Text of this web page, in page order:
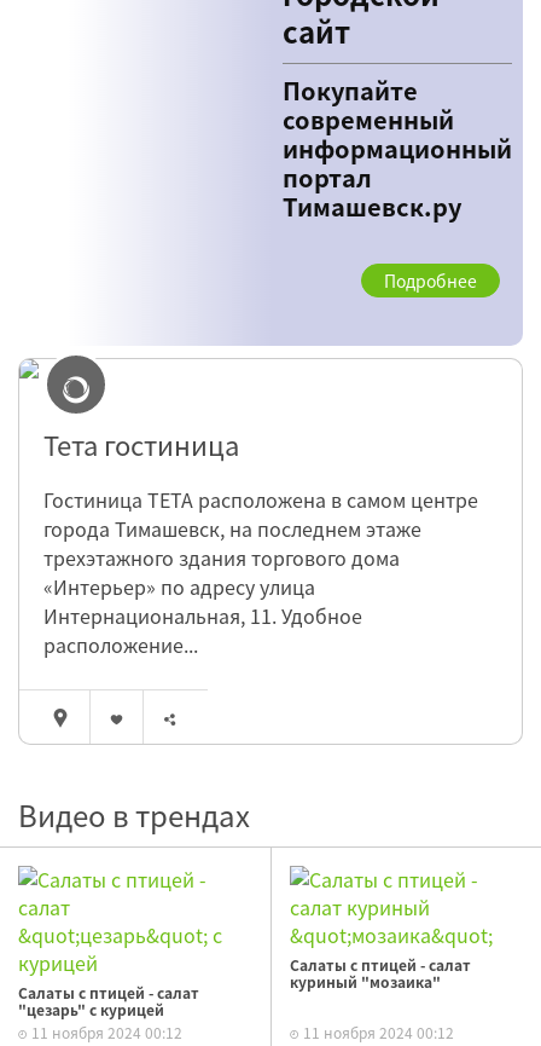
сайт
Покупайте
современный
информационный
портал
Тимашевск.ру
Подробнее
Тета гостиница
Гостиница ТЕТА расположена в самом центре
города Тимашевск, на последнем этаже
трехэтажного здания торгового дома
«Интерьер» по адресу улица
Интернациональная, 11. Удобное
расположение...
Видео в трендах
Салаты с птицей - салат
"цезарь" с курицей
11 ноября 2024 00:12
Салаты с птицей - салат
куриный "мозаика"
11 ноября 2024 00:12